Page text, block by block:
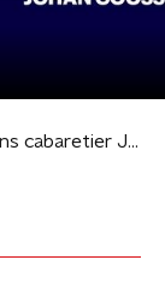
Met Mensen Werken is volgens cabaretier Johan Goossens soms nog best ingewikkeld